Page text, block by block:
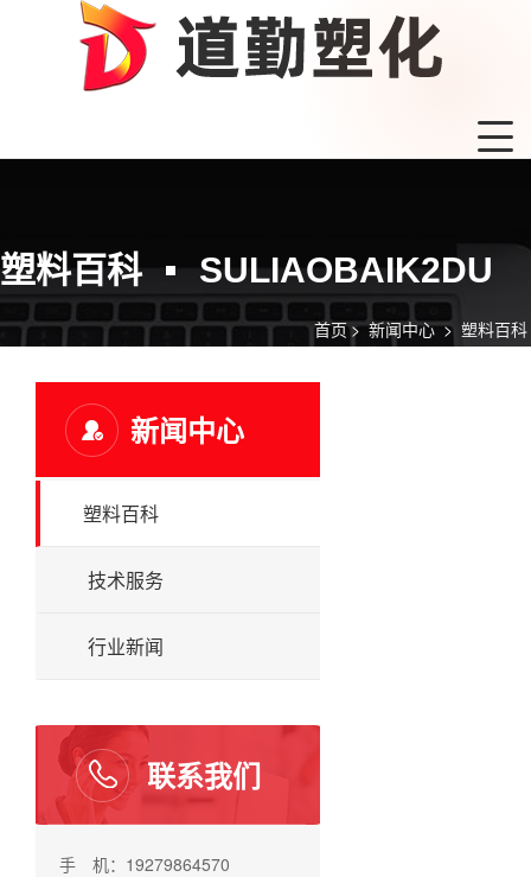
塑料百科 SULIAOBAIK2DU
首页 >新闻中心> 塑料百科
新闻中心
塑料百科
技术服务
行业新闻
联系我们
手 机：19279864570